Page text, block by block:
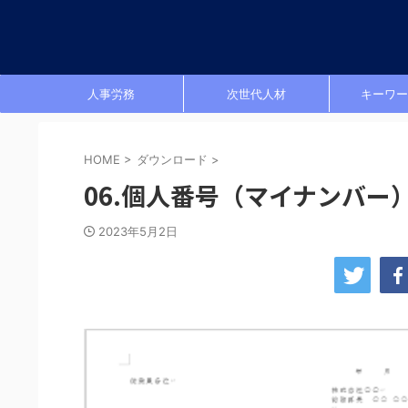
人事労務 次世代人材 キーワ
HOME > ダウンロード >
06.個人番号（マイナンバー
2023年5月2日